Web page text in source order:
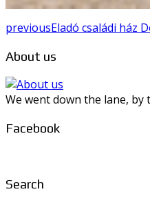
previousEladó családi ház
About us
We went down the lane,
Facebook
Search